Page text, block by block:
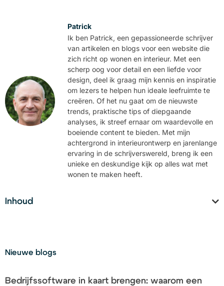
Patrick
Ik ben Patrick, een gepassioneerde schrijver
van artikelen en blogs voor een website die
zich richt op wonen en interieur. Met een
scherp oog voor detail en een liefde voor
design, deel ik graag mijn kennis en inspiratie
om lezers te helpen hun ideale leefruimte te
creëren. Of het nu gaat om de nieuwste
trends, praktische tips of diepgaande
analyses, ik streef ernaar om waardevolle en
boeiende content te bieden. Met mijn
achtergrond in interieurontwerp en jarenlange
ervaring in de schrijverswereld, breng ik een
unieke en deskundige kijk op alles wat met
wonen te maken heeft.
Inhoud
Nieuwe blogs
Bedrijfssoftware in kaart brengen: waarom een